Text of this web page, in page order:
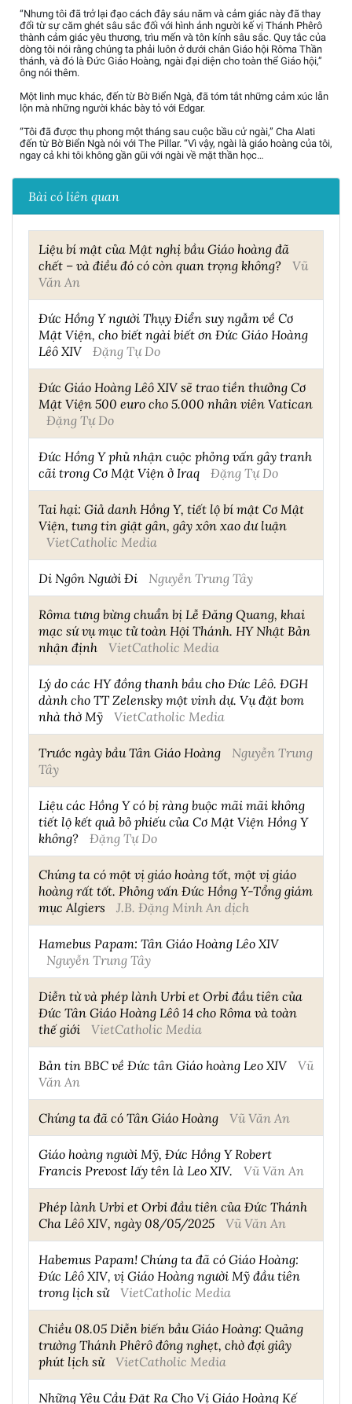
“Nhưng tôi đã trở lại đạo cách đây sáu năm và cảm giác này đã thay
đổi từ sự căm ghét sâu sắc đối với hình ảnh người kế vị Thánh Phêrô
thành cảm giác yêu thương, trìu mến và tôn kính sâu sắc. Quy tắc của
dòng tôi nói rằng chúng ta phải luôn ở dưới chân Giáo hội Rôma Thần
thánh, và đó là Đức Giáo Hoàng, ngài đại diện cho toàn thể Giáo hội,”
ông nói thêm.
Một linh mục khác, đến từ Bờ Biển Ngà, đã tóm tắt những cảm xúc lẫn
lộn mà những người khác bày tỏ với Edgar.
“Tôi đã được thụ phong một tháng sau cuộc bầu cử ngài,” Cha Alati
đến từ Bờ Biển Ngà nói với The Pillar. “Vì vậy, ngài là giáo hoàng của tôi,
ngay cả khi tôi không gần gũi với ngài về mặt thần học…
Bài có liên quan
Liệu bí mật của Mật nghị bầu Giáo hoàng đã
chết – và điều đó có còn quan trọng không?
Vũ
Văn An
Đức Hồng Y người Thụy Điển suy ngẫm về Cơ
Mật Viện, cho biết ngài biết ơn Đức Giáo Hoàng
Lêô XIV
Đặng Tự Do
Đức Giáo Hoàng Lêô XIV sẽ trao tiền thưởng Cơ
Mật Viện 500 euro cho 5.000 nhân viên Vatican
Đặng Tự Do
Đức Hồng Y phủ nhận cuộc phỏng vấn gây tranh
cãi trong Cơ Mật Viện ở Iraq
Đặng Tự Do
Tai hại: Giả danh Hồng Y, tiết lộ bí mật Cơ Mật
Viện, tung tin giật gân, gây xôn xao dư luận
VietCatholic Media
Di Ngôn Người Đi Nguyễn Trung Tây
Rôma tưng bừng chuẩn bị Lễ Đăng Quang, khai
mạc sứ vụ mục tử toàn Hội Thánh. HY Nhật Bản
nhận định
VietCatholic Media
Lý do các HY đồng thanh bầu cho Đức Lêô. ĐGH
dành cho TT Zelensky một vinh dự. Vụ đặt bom
nhà thờ Mỹ
VietCatholic Media
Trước ngày bầu Tân Giáo Hoàng
Nguyễn Trung
Tây
Liệu các Hồng Y có bị ràng buộc mãi mãi không
tiết lộ kết quả bỏ phiếu của Cơ Mật Viện Hồng Y
không?
Đặng Tự Do
Chúng ta có một vị giáo hoàng tốt, một vị giáo
hoàng rất tốt. Phỏng vấn Đức Hồng Y-Tổng giám
mục Algiers
J.B. Đặng Minh An dịch
Hamebus Papam: Tân Giáo Hoàng Lêo XIV
Nguyễn Trung Tây
Diễn từ và phép lành Urbi et Orbi đầu tiên của
Đức Tân Giáo Hoàng Lêô 14 cho Rôma và toàn
thế giới
VietCatholic Media
Bản tin BBC về Đức tân Giáo hoàng Leo XIV
Vũ
Văn An
Chúng ta đã có Tân Giáo Hoàng Vũ Văn An
Giáo hoàng người Mỹ, Đức Hồng Y Robert
Francis Prevost lấy tên là Leo XIV.
Vũ Văn An
Phép lành Urbi et Orbi đầu tiên của Đức Thánh
Cha Lêô XIV, ngày 08/05/2025
Vũ Văn An
Habemus Papam! Chúng ta đã có Giáo Hoàng:
Đức Lêô XIV, vị Giáo Hoàng người Mỹ đầu tiên
trong lịch sử
VietCatholic Media
Chiều 08.05 Diễn biến bầu Giáo Hoàng: Quảng
trường Thánh Phêrô đông nghẹt, chờ đợi giây
phút lịch sử
VietCatholic Media
Những Yêu Cầu Đặt Ra Cho Vị Giáo Hoàng Kế